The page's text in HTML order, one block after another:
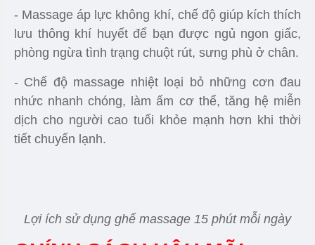
Bảng nâng cấp 2022 bổ sung thêm chức năng
quét thông số cơ thể người dùng
Lợi Ích Khi Sử Dụng Ghế
Massage Kuzunu Y13
- Công nghệ massage bi rung 3D và 5 chương
trình hoạt động giúp giảm đau nhức, thư giãn cơ
- Massage không trọng lực giúp cải thiện và tăng